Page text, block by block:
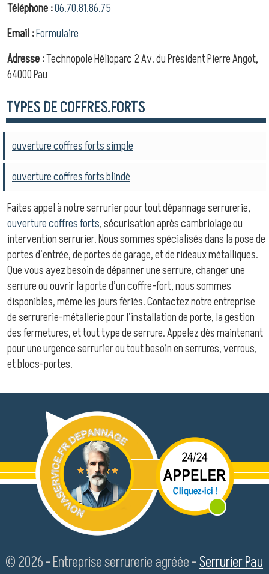
Téléphone :06.70.81.86.75
Email :Formulaire
Adresse :Technopole Hélioparc 2 Av. du Président Pierre Angot,
64000 Pau
TYPES DE COFFRES.FORTS
ouverture coffres forts simple
ouverture coffres forts blindé
Faites appel à notre serrurier pour tout dépannage serrurerie,
ouverture coffres forts, sécurisation après cambriolage ou
intervention serrurier. Nous sommes spécialisés dans la pose de
portes d’entrée, de portes de garage, et de rideaux métalliques.
Que vous ayez besoin de dépanner une serrure, changer une
serrure ou ouvrir la porte d’un coffre-fort, nous sommes
disponibles, même les jours fériés. Contactez notre entreprise
de serrurerie-métallerie pour l’installation de porte, la gestion
des fermetures, et tout type de serrure. Appelez dès maintenant
pour une urgence serrurier ou tout besoin en serrures, verrous,
et blocs-portes.
© 2026 - Entreprise serrurerie agréée -Serrurier Pau